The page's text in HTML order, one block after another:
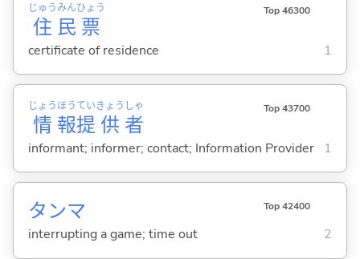
住
じゅう
民
みん
票
ひょう Top 46300
certificate of residence 1
情
じょう
報
ほう
提
てい
供
きょう
者
しゃ Top 43700
informant; informer; contact; Information Provider 1
タンマ Top 42400
interrupting a game; time out 2